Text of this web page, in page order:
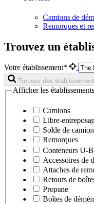
Camions de
Remorques et
Trouvez un
Votre établissement*
Trouvez des
Afficher les
Camions
Libre-
Solde de
Remorques
Conteneurs U-
Accessoires de
Attaches de
Retours de
Propane
Boîtes de